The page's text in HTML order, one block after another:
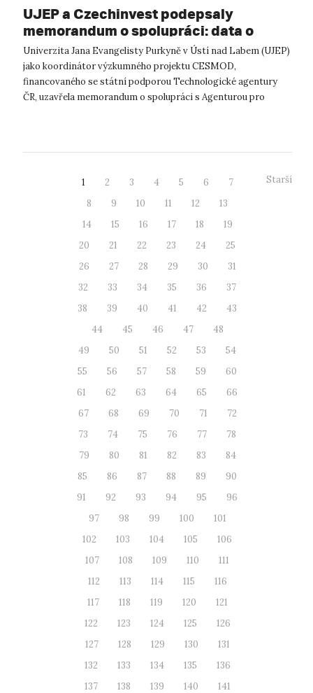
UJEP a Czechinvest podepsaly
memorandum o spolupráci: data o
podnikatelském prostředí posílí
výzkum CESMOD
Univerzita Jana Evangelisty Purkyně v Ústí nad Labem (UJEP)
jako koordinátor výzkumného projektu CESMOD,
financovaného se státní podporou Technologické agentury
ČR, uzavřela memorandum o spolupráci s Agenturou pro
1 2 3 4 5 6
7
8
9 10 11 12
13
14
15 16 17 18
19
20
21 22 23 24
25
26
27 28 29 30
31
32
33 34 35 36
37
38
39 40 41 42
43
44
45 46 47
48
49
50 51 52 53
54
55
56 57 58 59
60
61
62 63 64 65
66
67
68 69 70 71
72
73
74 75 76 77
78
79
80 81 82 83
84
85
86 87 88 89
90
91
92 93 94 95
96
97
98 99 100
101
102
103 104 105
106
107
108 109 110
111
112
113 114 115
116
117
118 119 120
121
122
123 124 125
126
127
128 129 130
131
132
133 134 135
136
137
138 139 140
141
Starší